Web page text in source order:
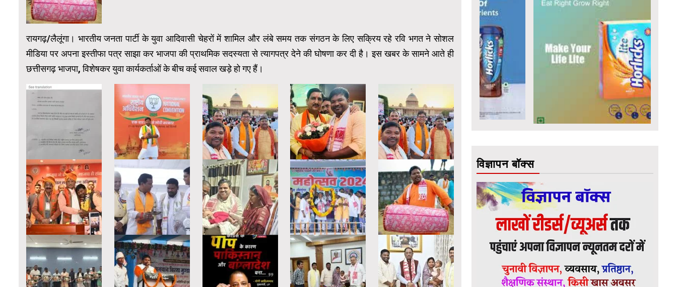
रायगढ़/लैलूंगा। भारतीय जनता पार्टी के युवा आदिवासी चेहरों में शामिल और लंबे समय तक संगठन के लिए सक्रिय रहे रवि भगत ने सोशल
मीडिया पर अपना इस्तीफा पत्र साझा कर भाजपा की प्राथमिक सदस्यता से त्यागपत्र देने की घोषणा कर दी है। इस खबर के सामने आते ही
छत्तीसगढ़ भाजपा, विशेषकर युवा कार्यकर्ताओं के बीच कई सवाल खड़े हो गए हैं।
विज्ञापन बॉक्स